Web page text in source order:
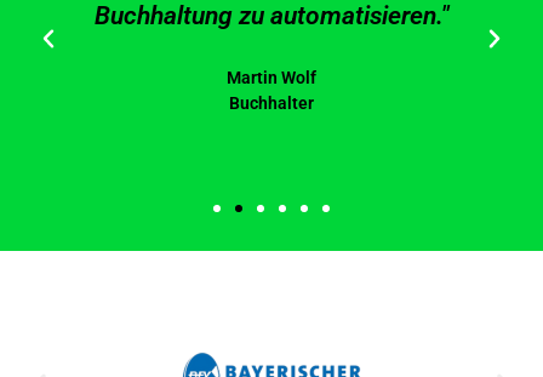
Buchhaltung zu automatisieren."
Martin Wolf
Buchhalter